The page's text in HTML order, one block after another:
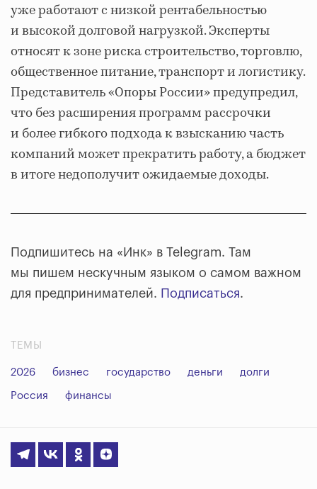
уже работают с низкой рентабельностью
и высокой долговой нагрузкой. Эксперты
относят к зоне риска строительство, торговлю,
общественное питание, транспорт и логистику.
Представитель «Опоры России» предупредил,
что без расширения программ рассрочки
и более гибкого подхода к взысканию часть
компаний может прекратить работу, а бюджет
в итоге недополучит ожидаемые доходы.
Подпишитесь на «Инк» в Telegram. Там
мы пишем нескучным языком о самом важном
для предпринимателей. Подписаться.
ТЕМЫ
2026 бизнес государство деньги долги
Россия финансы